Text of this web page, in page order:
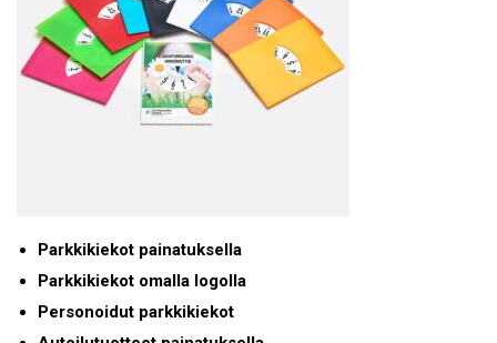
Parkkikiekot painatuksella
Parkkikiekot omalla logolla
Personoidut parkkikiekot